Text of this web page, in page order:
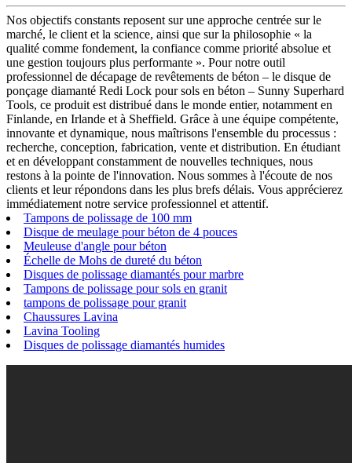
Nos objectifs constants reposent sur une approche centrée sur le
marché, le client et la science, ainsi que sur la philosophie « la
qualité comme fondement, la confiance comme priorité absolue et
une gestion toujours plus performante ». Pour notre outil
professionnel de décapage de revêtements de béton – le disque de
ponçage diamanté Redi Lock pour sols en béton – Sunny Superhard
Tools, ce produit est distribué dans le monde entier, notamment en
Finlande, en Irlande et à Sheffield. Grâce à une équipe compétente,
innovante et dynamique, nous maîtrisons l'ensemble du processus :
recherche, conception, fabrication, vente et distribution. En étudiant
et en développant constamment de nouvelles techniques, nous
restons à la pointe de l'innovation. Nous sommes à l'écoute de nos
clients et leur répondons dans les plus brefs délais. Vous apprécierez
immédiatement notre service professionnel et attentif.
Tampons de polissage de 100 mm
Disque de meulage pour béton de 4 pouces
Meuleuse d'angle pour béton
Échelle de Mohs de dureté du béton
Disques de polissage diamantés pour marbre
Tampons de polissage pour sols en granit
tampons de polissage pour granit
Chaussures Lavina
Lavina Tooling
Disques de polissage diamantés humides